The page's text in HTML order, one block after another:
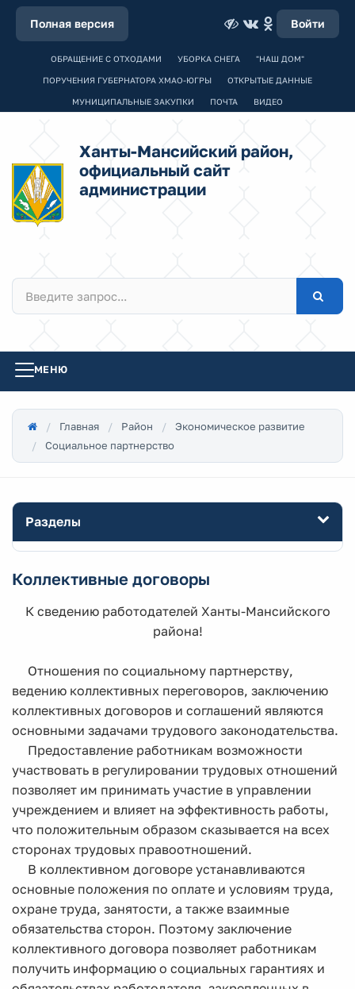
Полная версия Войти
ОБРАЩЕНИЕ С ОТХОДАМИ УБОРКА СНЕГА "НАШ ДОМ"
ПОРУЧЕНИЯ ГУБЕРНАТОРА ХМАО-ЮГРЫ ОТКРЫТЫЕ ДАННЫЕ
МУНИЦИПАЛЬНЫЕ ЗАКУПКИ ПОЧТА ВИДЕО
Ханты-Мансийский район,
официальный сайт
администрации
МЕНЮ
Главная Район
Экономическое развитие
Социальное партнерство
Разделы
Коллективные договоры
К сведению работодателей Ханты-Мансийского
района!
Отношения по социальному партнерству,
ведению коллективных переговоров, заключению
коллективных договоров и соглашений являются
основными задачами трудового законодательства.
Предоставление работникам возможности
участвовать в регулировании трудовых отношений
позволяет им принимать участие в управлении
учреждением и влияет на эффективность работы,
что положительным образом сказывается на всех
сторонах трудовых правоотношений.
В коллективном договоре устанавливаются
основные положения по оплате и условиям труда,
охране труда, занятости, а также взаимные
обязательства сторон. Поэтому заключение
коллективного договора позволяет работникам
получить информацию о социальных гарантиях и